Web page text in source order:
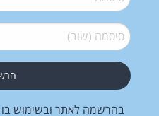
סיסמה (שוב)*
בהרשמה לאתר ובשימוש